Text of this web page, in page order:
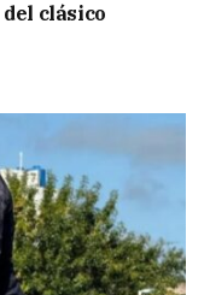
del clásico